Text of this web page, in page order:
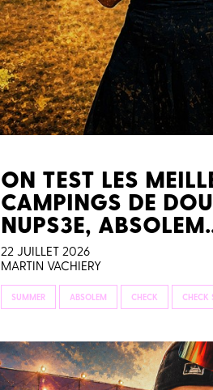
ON TEST LES
CAMPINGS DE
NUPS3E,
22 JUILLET 2026
MARTIN VACHIERY
SUMMER ABSOLEM CHECK CHECK